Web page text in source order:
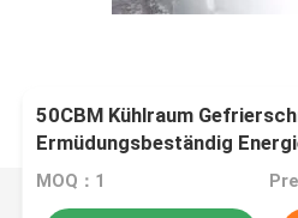
50CBM Kühlraum
Ermüdungsbeständig
MOQ：1